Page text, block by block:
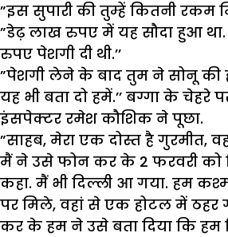
”इस सुपारी की तुम्हें कितनी रकम
”डेढ़ लाख रुपए में यह सौदा हुआ था.
रुपए पेशगी दी थी.’’
”पेशगी लेने के बाद तुम ने सोनू की
यह भी बता दो हमें.’’ बग्गा के
इंसपेक्टर रमेश कौशिक ने पूछा.
”साहब, मेरा एक दोस्त है गुरमीत,
मैं ने उसे फोन कर के 2 फरवरी को
कहा. मैं भी दिल्ली आ गया. हम
पर मिले, वहां से एक होटल में ठहर
कर के हम ने उसे बता दिया कि हम